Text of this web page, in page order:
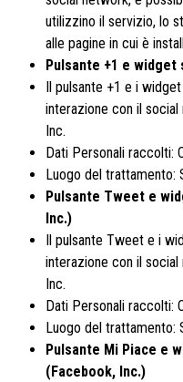
utilizzino il servizio, lo
alle pagine in cui è
Pulsante +1 e
Il pulsante +1 e i
interazione con il
Inc.
Dati Personali raccolti:
Luogo del trattamento:
Pulsante Tweet e
Inc.)
Il pulsante Tweet e i
interazione con il
Inc.
Dati Personali raccolti:
Luogo del trattamento:
Pulsante Mi Piace e
(Facebook, Inc.)